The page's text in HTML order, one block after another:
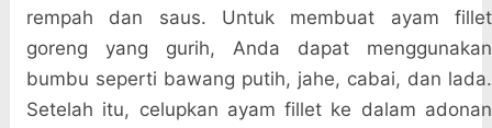
rempah dan saus. Untuk membuat ayam fillet
goreng yang gurih, Anda dapat menggunakan
bumbu seperti bawang putih, jahe, cabai, dan lada.
Setelah itu, celupkan ayam fillet ke dalam adonan